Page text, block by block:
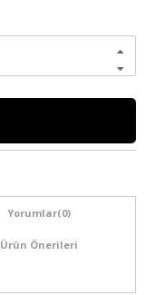
Yorumlar(0)
Ürün Önerileri